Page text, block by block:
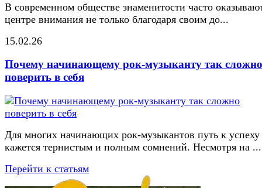
В современном обществе знаменитости часто
центре внимания не только благодаря своим до...
15.02.26
Почему начинающему рок-музыканту так сложно
поверить в себя
Для многих начинающих рок-музыкантов путь к успеху
кажется тернистым и полным сомнений. Несмотря на ...
Перейти к статьям